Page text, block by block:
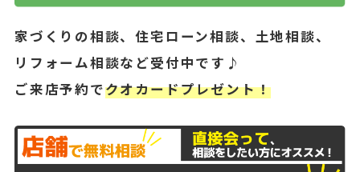
家づくりの相談、住宅ローン相談、土地相談、
リフォーム相談など受付中です♪
ご来店予約でクオカードプレゼント！